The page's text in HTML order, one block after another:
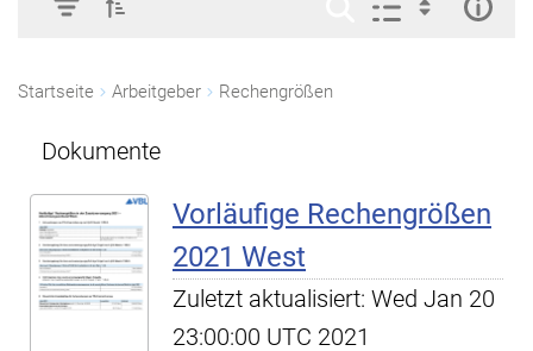
Startseite Arbeitgeber Rechengrößen
Dokumente
Vorläufige Rechengrößen
2021 West
Zuletzt aktualisiert: Wed Jan 20
23:00:00 UTC 2021